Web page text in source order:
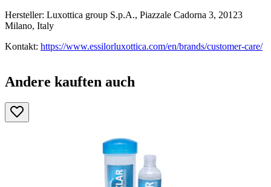
Hersteller: Luxottica group S.p.A., Piazzale Cadorna 3, 20123
Milano, Italy
Kontakt: https://www.essilorluxottica.com/en/brands/customer-care/
Andere kauften auch